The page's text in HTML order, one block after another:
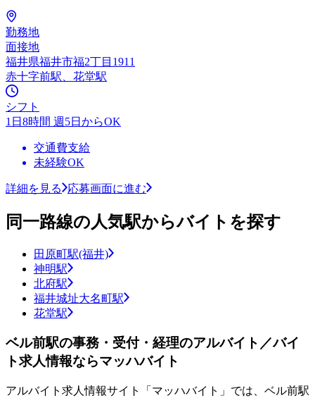
勤務地
面接地
福井県福井市福2丁目1911
赤十字前駅、花堂駅
シフト
1日8時間 週5日からOK
交通費支給
未経験OK
詳細を見る 応募画面に進む
同一路線の人気駅からバイトを探す
田原町駅(福井)
神明駅
北府駅
福井城址大名町駅
花堂駅
ベル前駅の事務・受付・経理のアルバイト／バイ
ト求人情報ならマッハバイト
アルバイト求人情報サイト「マッハバイト」では、ベル前駅